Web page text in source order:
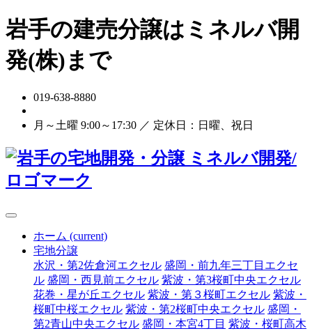
岩手の建売分譲はミネルバ開
発(株)まで
019-638-8880
月～土曜 9:00～17:30 ／ 定休日：日曜、祝日
ホーム (current)
宅地分譲
水沢・第2佐倉河エクセル 盛岡・前九年三丁目エクセ
ル 盛岡・西見前エクセル 紫波・第3桜町中央エクセル
花巻・星が丘エクセル 紫波・第３桜町エクセル 紫波・
桜町中桜エクセル 紫波・第2桜町中央エクセル 盛岡・
第2青山中央エクセル 盛岡・本宮4丁目 紫波・桜町高木